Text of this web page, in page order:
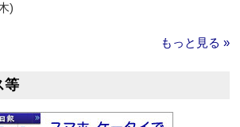
)
もっと見る »
等